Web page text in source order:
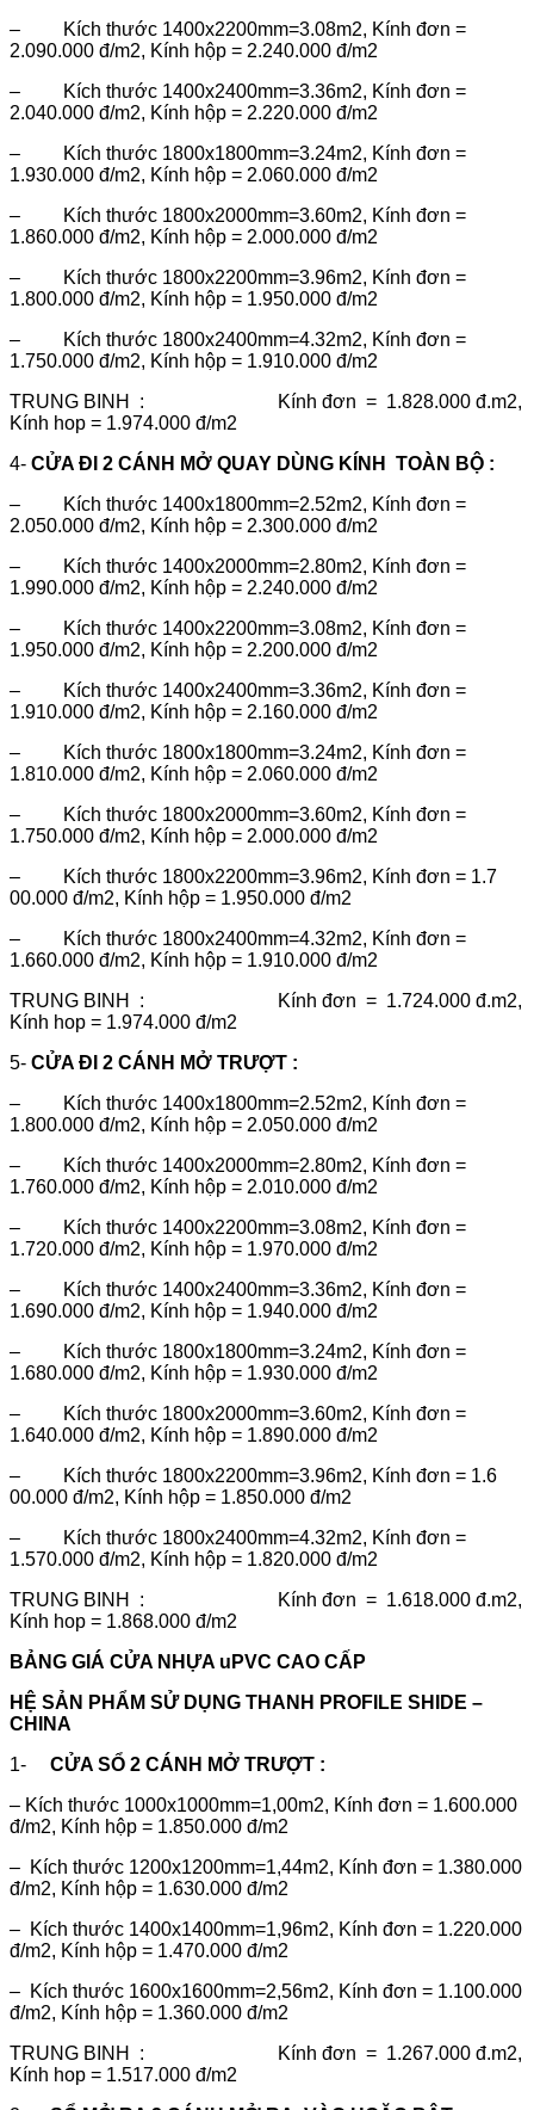
– Kích thước 1400x2200mm=3.08m2, Kính đơn =
2.090.000 đ/m2, Kính hộp = 2.240.000 đ/m2
– Kích thước 1400x2400mm=3.36m2, Kính đơn =
2.040.000 đ/m2, Kính hộp = 2.220.000 đ/m2
– Kích thước 1800x1800mm=3.24m2, Kính đơn =
1.930.000 đ/m2, Kính hộp = 2.060.000 đ/m2
– Kích thước 1800x2000mm=3.60m2, Kính đơn =
1.860.000 đ/m2, Kính hộp = 2.000.000 đ/m2
– Kích thước 1800x2200mm=3.96m2, Kính đơn =
1.800.000 đ/m2, Kính hộp = 1.950.000 đ/m2
– Kích thước 1800x2400mm=4.32m2, Kính đơn =
1.750.000 đ/m2, Kính hộp = 1.910.000 đ/m2
TRUNG BINH : Kính đơn = 1.828.000 đ.m2,
Kính hop = 1.974.000 đ/m2
4- CỬA ĐI 2 CÁNH MỞ QUAY DÙNG KÍNH TOÀN BỘ :
– Kích thước 1400x1800mm=2.52m2, Kính đơn =
2.050.000 đ/m2, Kính hộp = 2.300.000 đ/m2
– Kích thước 1400x2000mm=2.80m2, Kính đơn =
1.990.000 đ/m2, Kính hộp = 2.240.000 đ/m2
– Kích thước 1400x2200mm=3.08m2, Kính đơn =
1.950.000 đ/m2, Kính hộp = 2.200.000 đ/m2
– Kích thước 1400x2400mm=3.36m2, Kính đơn =
1.910.000 đ/m2, Kính hộp = 2.160.000 đ/m2
– Kích thước 1800x1800mm=3.24m2, Kính đơn =
1.810.000 đ/m2, Kính hộp = 2.060.000 đ/m2
– Kích thước 1800x2000mm=3.60m2, Kính đơn =
1.750.000 đ/m2, Kính hộp = 2.000.000 đ/m2
– Kích thước 1800x2200mm=3.96m2, Kính đơn = 1.7
00.000 đ/m2, Kính hộp = 1.950.000 đ/m2
– Kích thước 1800x2400mm=4.32m2, Kính đơn =
1.660.000 đ/m2, Kính hộp = 1.910.000 đ/m2
TRUNG BINH : Kính đơn = 1.724.000 đ.m2,
Kính hop = 1.974.000 đ/m2
5- CỬA ĐI 2 CÁNH MỞ TRƯỢT :
– Kích thước 1400x1800mm=2.52m2, Kính đơn =
1.800.000 đ/m2, Kính hộp = 2.050.000 đ/m2
– Kích thước 1400x2000mm=2.80m2, Kính đơn =
1.760.000 đ/m2, Kính hộp = 2.010.000 đ/m2
– Kích thước 1400x2200mm=3.08m2, Kính đơn =
1.720.000 đ/m2, Kính hộp = 1.970.000 đ/m2
– Kích thước 1400x2400mm=3.36m2, Kính đơn =
1.690.000 đ/m2, Kính hộp = 1.940.000 đ/m2
– Kích thước 1800x1800mm=3.24m2, Kính đơn =
1.680.000 đ/m2, Kính hộp = 1.930.000 đ/m2
– Kích thước 1800x2000mm=3.60m2, Kính đơn =
1.640.000 đ/m2, Kính hộp = 1.890.000 đ/m2
– Kích thước 1800x2200mm=3.96m2, Kính đơn = 1.6
00.000 đ/m2, Kính hộp = 1.850.000 đ/m2
– Kích thước 1800x2400mm=4.32m2, Kính đơn =
1.570.000 đ/m2, Kính hộp = 1.820.000 đ/m2
TRUNG BINH : Kính đơn = 1.618.000 đ.m2,
Kính hop = 1.868.000 đ/m2
BẢNG GIÁ CỬA NHỰA uPVC CAO CẤP
HỆ SẢN PHẨM SỬ DỤNG THANH PROFILE SHIDE –
CHINA
1- CỬA SỔ 2 CÁNH MỞ TRƯỢT :
– Kích thước 1000x1000mm=1,00m2, Kính đơn = 1.600.000
đ/m2, Kính hộp = 1.850.000 đ/m2
– Kích thước 1200x1200mm=1,44m2, Kính đơn = 1.380.000
đ/m2, Kính hộp = 1.630.000 đ/m2
– Kích thước 1400x1400mm=1,96m2, Kính đơn = 1.220.000
đ/m2, Kính hộp = 1.470.000 đ/m2
– Kích thước 1600x1600mm=2,56m2, Kính đơn = 1.100.000
đ/m2, Kính hộp = 1.360.000 đ/m2
TRUNG BINH : Kính đơn = 1.267.000 đ.m2,
Kính hop = 1.517.000 đ/m2